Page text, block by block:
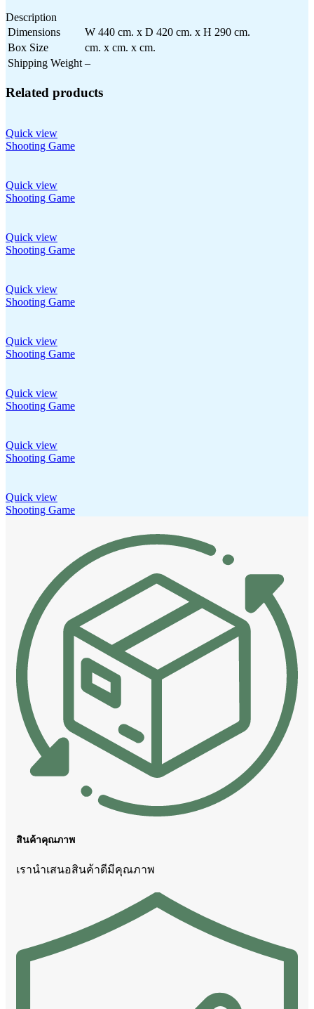
Description
Dimensions
W 440 cm. x D 420 cm. x H 290 cm.
Box Size
cm. x cm. x cm.
Shipping Weight –
Related products
Quick view
Shooting Game
Quick view
Shooting Game
Quick view
Shooting Game
Quick view
Shooting Game
Quick view
Shooting Game
Quick view
Shooting Game
Quick view
Shooting Game
Quick view
Shooting Game
สินค้าคุณภาพ
เรานำเสนอสินค้าดีมีคุณภาพ